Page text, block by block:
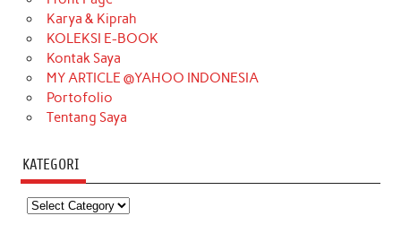
Karya & Kiprah
KOLEKSI E-BOOK
Kontak Saya
MY ARTICLE @YAHOO INDONESIA
Portofolio
Tentang Saya
KATEGORI
Kategori